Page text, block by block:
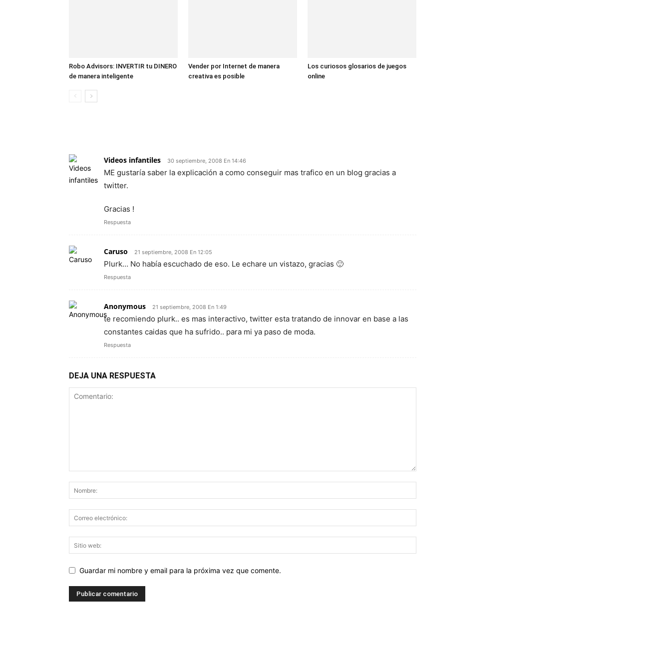
Robo Advisors: INVERTIR tu DINERO
de manera inteligente
Vender por Internet de manera
creativa es posible
Los curiosos glosarios de juegos
online
Videos infantiles 30 septiembre, 2008 En 14:46
ME gustaría saber la explicación a como conseguir mas trafico en un blog gracias a
twitter.
Gracias !
Respuesta
Caruso 21 septiembre, 2008 En 12:05
Plurk… No había escuchado de eso. Le echare un vistazo, gracias 🙂
Respuesta
Anonymous 21 septiembre, 2008 En 1:49
te recomiendo plurk.. es mas interactivo, twitter esta tratando de innovar en base a las
constantes caidas que ha sufrido.. para mi ya paso de moda.
Respuesta
DEJA UNA RESPUESTA
Guardar mi nombre y email para la próxima vez que comente.